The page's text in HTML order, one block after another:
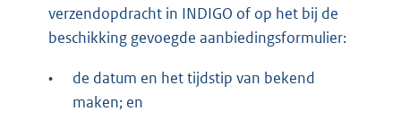
verzendopdracht in INDIGO of op het bij de
beschikking gevoegde aanbiedingsformulier:
•
de datum en het tijdstip van bekend
maken; en